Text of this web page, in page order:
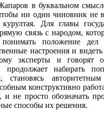
в буквальном
ни один чиновник не
Для главы
связь с народом,
положение
настроения и
эксперты и говорят
продолжает набирать
становясь
конструктивно
и не просто обозначать
способы их решения.